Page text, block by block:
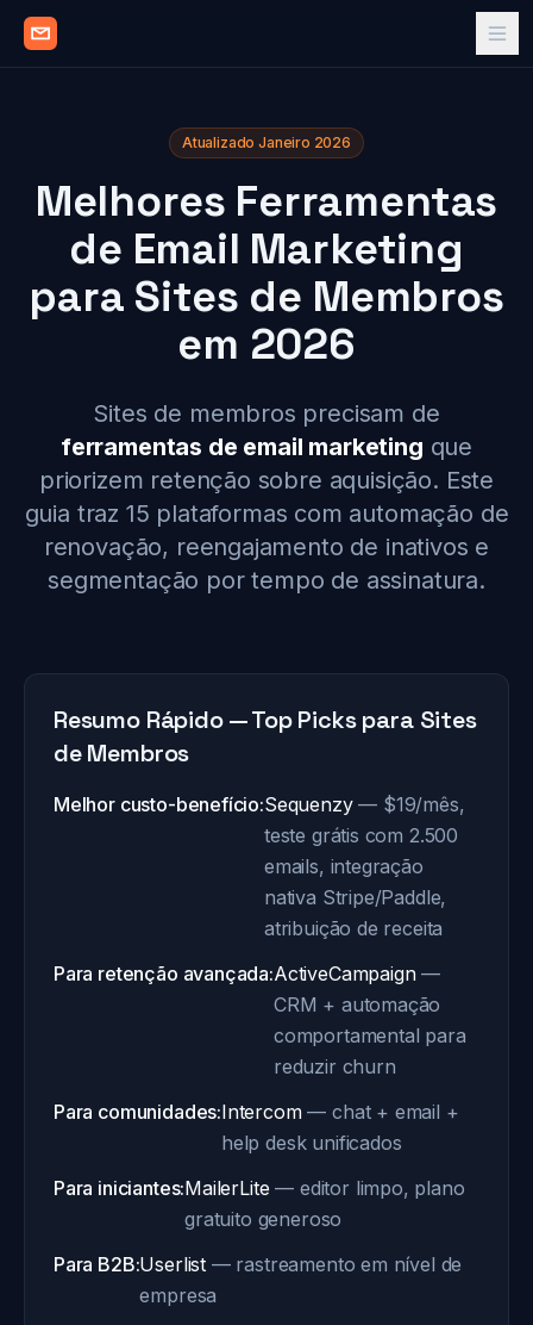
Atualizado Janeiro 2026
Melhores Ferramentas
de Email Marketing
para Sites de Membros
em 2026
Sites de membros precisam de
ferramentas de email marketing que
priorizem retenção sobre aquisição. Este
guia traz 15 plataformas com automação de
renovação, reengajamento de inativos e
segmentação por tempo de assinatura.
Resumo Rápido — Top Picks para Sites
de Membros
Melhor custo-benefício:Sequenzy— $19/mês,
teste grátis com 2.500
emails, integração
nativa Stripe/Paddle,
atribuição de receita
Para retenção avançada:ActiveCampaign—
CRM + automação
comportamental para
reduzir churn
Para comunidades:Intercom— chat + email +
help desk unificados
Para iniciantes:MailerLite — editor limpo, plano
gratuito generoso
Para B2B:Userlist — rastreamento em nível de
empresa